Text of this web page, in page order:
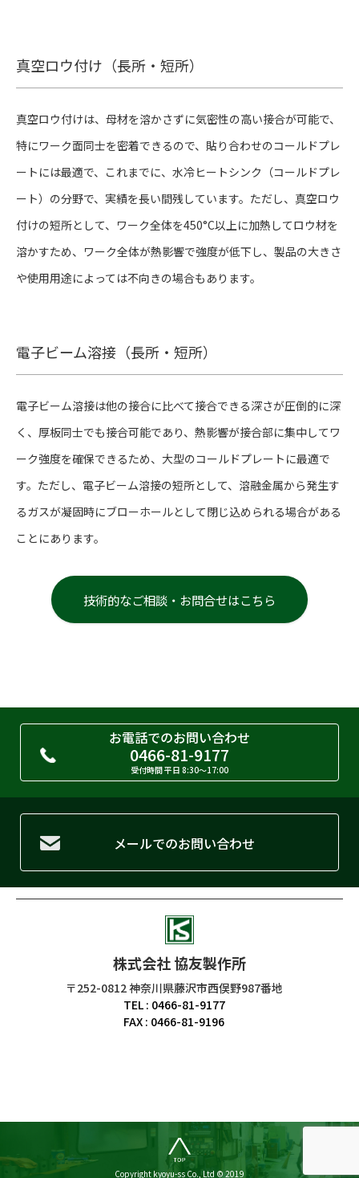
真空ロウ付け（長所・短所）
真空ロウ付けは、母材を溶かさずに気密性の高い接合が可能で、
特にワーク面同士を密着できるので、貼り合わせのコールドプレ
ートには最適で、これまでに、水冷ヒートシンク（コールドプレ
ート）の分野で、実績を長い間残しています。ただし、真空ロウ
付けの短所として、ワーク全体を450°C以上に加熱してロウ材を
溶かすため、ワーク全体が熱影響で強度が低下し、製品の大きさ
や使用用途によっては不向きの場合もあります。
電子ビーム溶接（長所・短所）
電子ビーム溶接は他の接合に比べて接合できる深さが圧倒的に深
く、厚板同士でも接合可能であり、熱影響が接合部に集中してワ
ーク強度を確保できるため、大型のコールドプレートに最適で
す。ただし、電子ビーム溶接の短所として、溶融金属から発生す
るガスが凝固時にブローホールとして閉じ込められる場合がある
ことにあります。
技術的なご相談・お問合せはこちら
お電話でのお問い合わせ
0466-81-9177
受付時間 平日 8:30〜17:00
メールでのお問い合わせ
株式会社 協友製作所
〒252-0812 神奈川県藤沢市西俣野987番地
TEL : 0466-81-9177
FAX : 0466-81-9196
Copyright kyoyu-ss Co., Ltd © 2019